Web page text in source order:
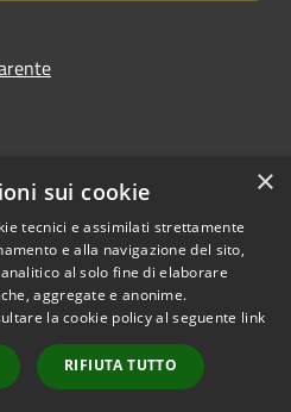
Copyright © 2020 •
Comune di Annone Veneto
• Powered byMunicipium
•Accesso redazione
×
sui cookie
tecnici e assimilati strettamente
e alla navigazione del sito,
al solo fine di elaborare
aggregate e anonime.
la cookie policy al seguente link
RIFIUTA TUTTO